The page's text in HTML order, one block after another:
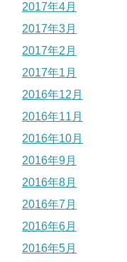
2017年4月
2017年3月
2017年2月
2017年1月
2016年12月
2016年11月
2016年10月
2016年9月
2016年8月
2016年7月
2016年6月
2016年5月